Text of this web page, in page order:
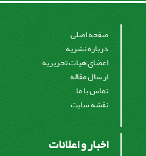
صفحه اصلی
درباره نشریه
اعضای هیات تحریریه
ارسال مقاله
تماس با ما
نقشه سایت
اخبار و اعلانات